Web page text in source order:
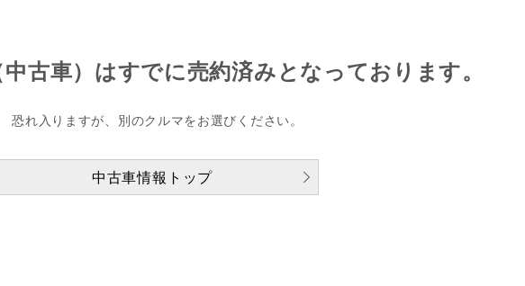
古車）はすでに売約済みとなっております。
恐れ入りますが、別のクルマをお選びください。
中古車情報トップ